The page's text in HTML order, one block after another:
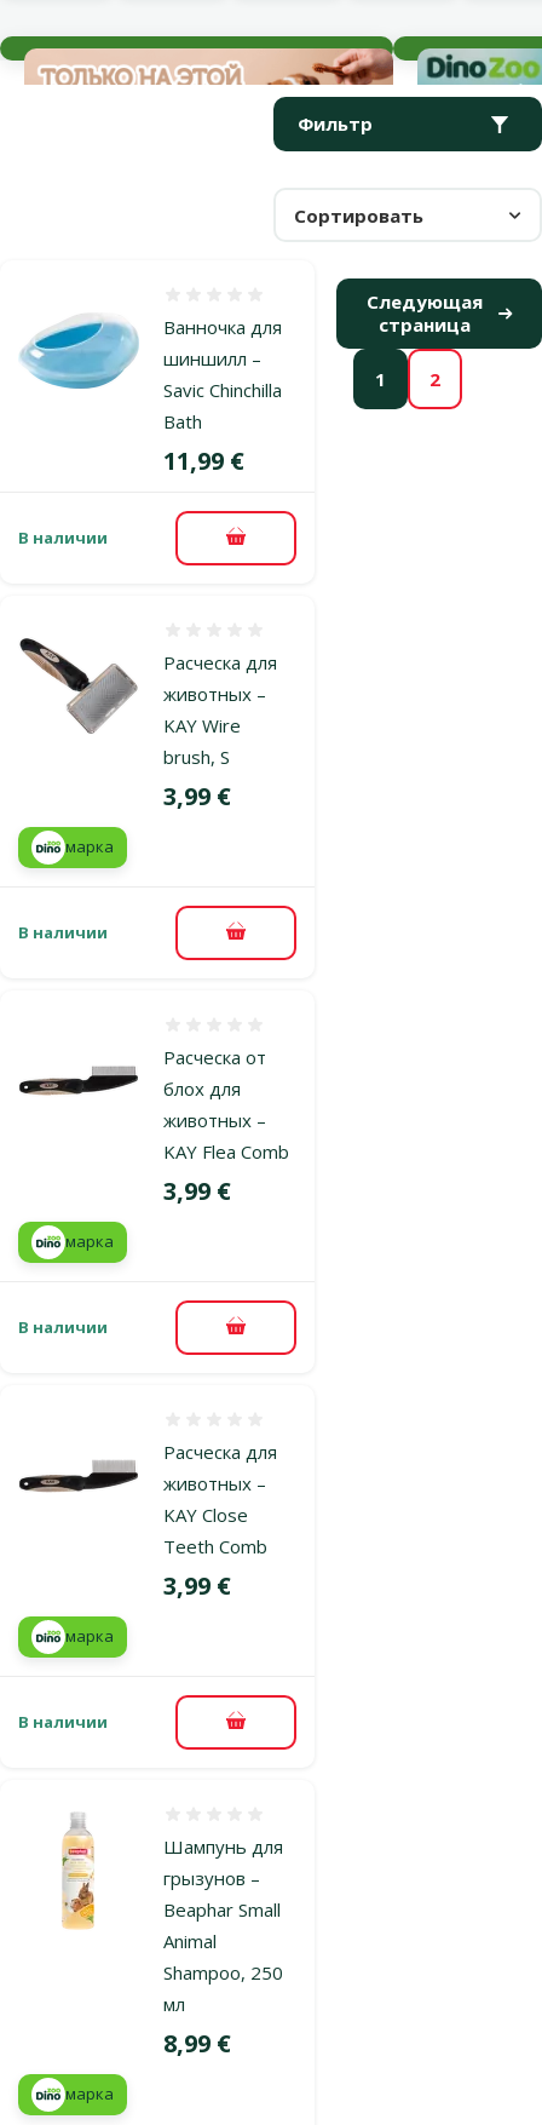
Фильтр
Сортировать
Продукты в категории Уход за шерстью
Ванночка для
шиншилл –
Savic Chinchilla
Bath
Цена
11,99 €
В наличии В корзину
Расческа для
животных –
KAY Wire
brush, S
Цена
3,99 €
марка
В наличии В корзину
Расческа от
блох для
животных –
KAY Flea Comb
Цена
3,99 €
марка
В наличии В корзину
Расческа для
животных –
KAY Close
Teeth Comb
Цена
3,99 €
марка
В наличии В корзину
Шампунь для
грызунов –
Beaphar Small
Animal
Shampoo, 250
мл
Цена
8,99 €
марка
1 2
Следующая
страница